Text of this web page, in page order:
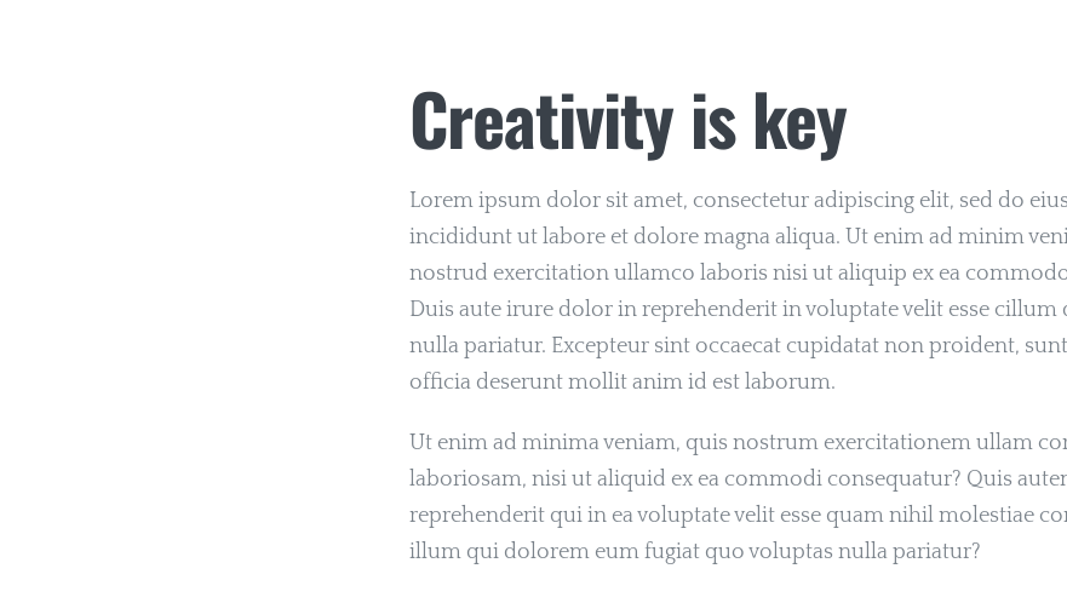
Creativity is key
Lorem ipsum dolor sit amet, consectetur adipiscing elit, sed do
incididunt ut labore et dolore magna aliqua. Ut enim ad minim
nostrud exercitation ullamco laboris nisi ut aliquip ex ea
Duis aute irure dolor in reprehenderit in voluptate velit esse cillum
nulla pariatur. Excepteur sint occaecat cupidatat non proident,
officia deserunt mollit anim id est laborum.
Ut enim ad minima veniam, quis nostrum exercitationem ullam
laboriosam, nisi ut aliquid ex ea commodi consequatur? Quis
reprehenderit qui in ea voluptate velit esse quam nihil molestiae
illum qui dolorem eum fugiat quo voluptas nulla pariatur?